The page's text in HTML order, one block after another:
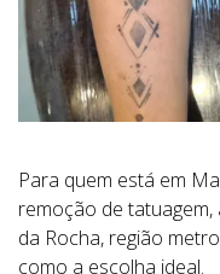
Para quem está em
remoção de tatuagem,
da Rocha, região
como a escolha ideal.